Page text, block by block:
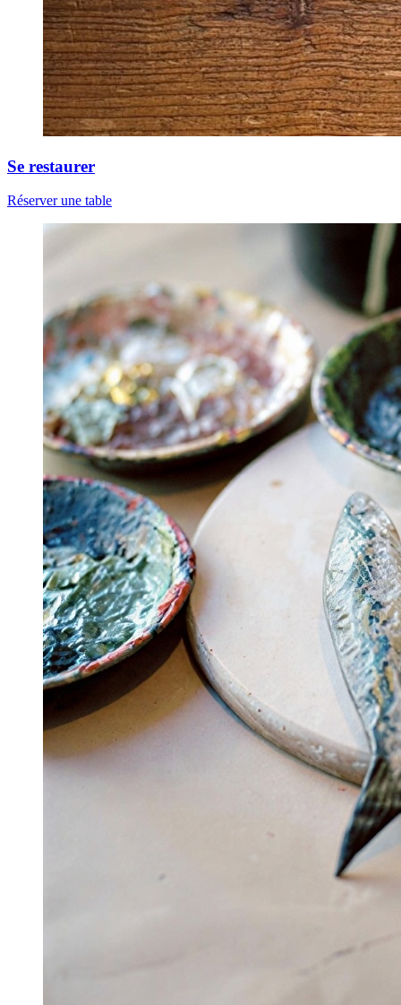
Se restaurer
Réserver une table